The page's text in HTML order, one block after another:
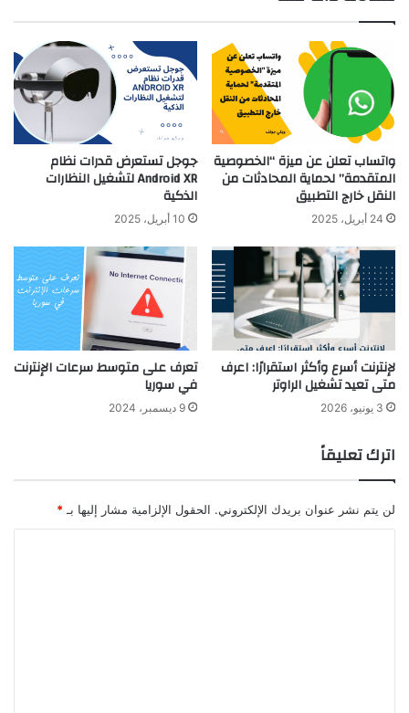
واتساب تعلن عن ميزة “الخصوصية
المتقدمة” لحماية المحادثات من
النقل خارج التطبيق
24 أبريل، 2025
جوجل تستعرض قدرات نظام
Android XR لتشغيل النظارات
الذكية
10 أبريل، 2025
لإنترنت أسرع وأكثر استقرارًا: اعرف
متى تعيد تشغيل الراوتر
3 يونيو، 2026
تعرف على متوسط سرعات الإنترنت
في سوريا
9 ديسمبر، 2024
اترك تعليقاً
لن يتم نشر عنوان بريدك الإلكتروني. الحقول الإلزامية مشار إليها بـ *